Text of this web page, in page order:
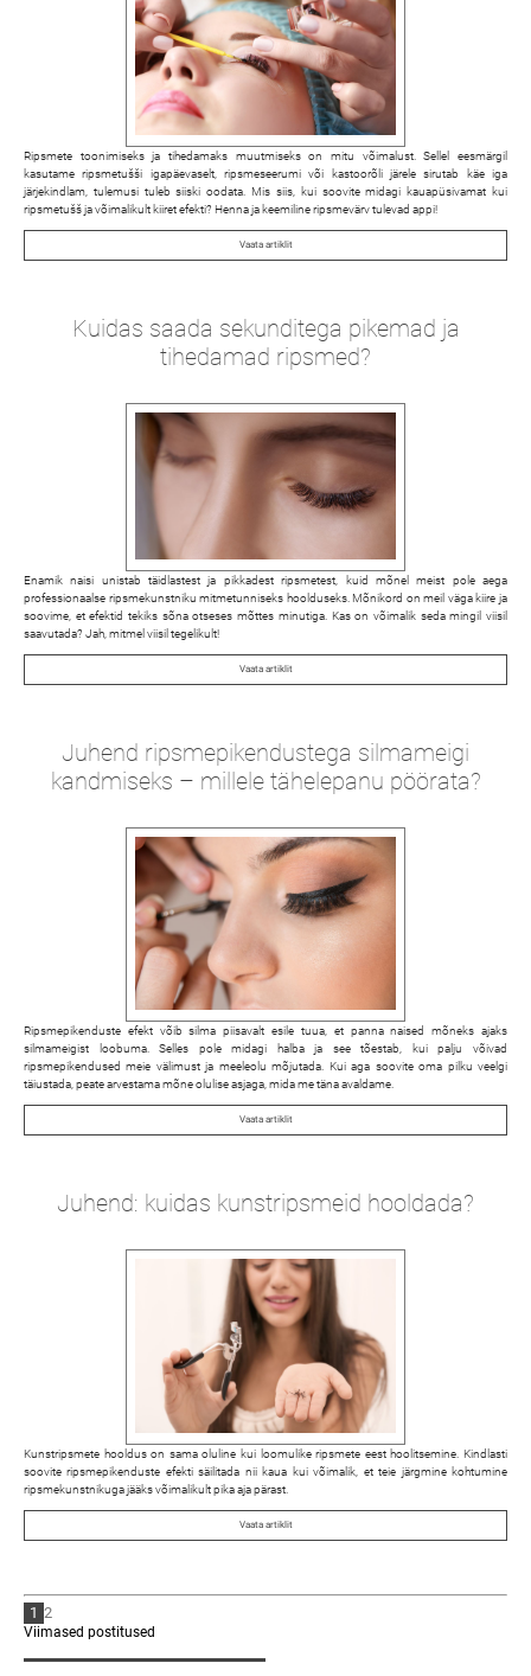
Ripsmete toonimiseks ja tihedamaks muutmiseks on mitu võimalust. Sellel eesmärgil
kasutame ripsmetušši igapäevaselt, ripsmeseerumi või kastoorõli järele sirutab käe iga
järjekindlam, tulemusi tuleb siiski oodata. Mis siis, kui soovite midagi kauapüsivamat kui
ripsmetušš ja võimalikult kiiret efekti? Henna ja keemiline ripsmevärv tulevad appi!
Vaata artiklit
Kuidas saada sekunditega pikemad ja
tihedamad ripsmed?
Enamik naisi unistab täidlastest ja pikkadest ripsmetest, kuid mõnel meist pole aega
professionaalse ripsmekunstniku mitmetunniseks hoolduseks. Mõnikord on meil väga kiire ja
soovime, et efektid tekiks sõna otseses mõttes minutiga. Kas on võimalik seda mingil viisil
saavutada? Jah, mitmel viisil tegelikult!
Vaata artiklit
Juhend ripsmepikendustega silmameigi
kandmiseks – millele tähelepanu pöörata?
Ripsmepikenduste efekt võib silma piisavalt esile tuua, et panna naised mõneks ajaks
silmameigist loobuma. Selles pole midagi halba ja see tõestab, kui palju võivad
ripsmepikendused meie välimust ja meeleolu mõjutada. Kui aga soovite oma pilku veelgi
täiustada, peate arvestama mõne olulise asjaga, mida me täna avaldame.
Vaata artiklit
Juhend: kuidas kunstripsmeid hooldada?
Kunstripsmete hooldus on sama oluline kui loomulike ripsmete eest hoolitsemine. Kindlasti
soovite ripsmepikenduste efekti säilitada nii kaua kui võimalik, et teie järgmine kohtumine
ripsmekunstnikuga jääks võimalikult pika aja pärast.
Vaata artiklit
1 2
Viimased postitused